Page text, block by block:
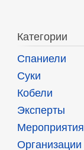
Категории
Спаниели
Суки
Кобели
Эксперты
Мероприятия
Организации